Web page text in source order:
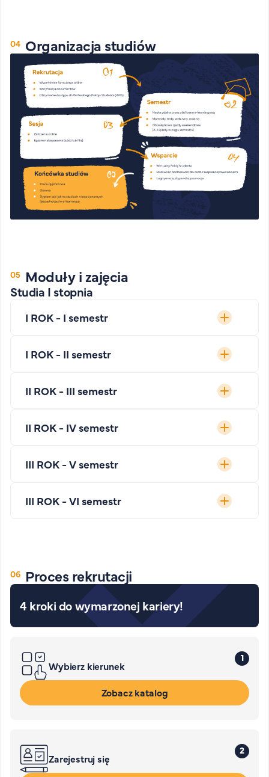
Organizacja studiów
Moduły i zajęcia
Studia I stopnia
I ROK - I semestr
I ROK - II semestr
II ROK - III semestr
II ROK - IV semestr
III ROK - V semestr
III ROK - VI semestr
Proces rekrutacji
4 kroki do wymarzonej kariery!
1
Wybierz kierunek
Zobacz katalog
2
Zarejestruj się